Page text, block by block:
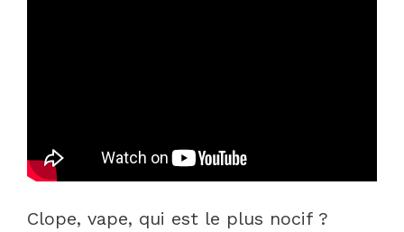
Clope, vape, qui est le plus nocif ?